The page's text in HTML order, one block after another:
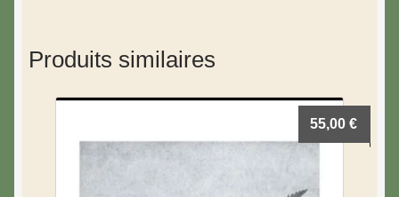
Produits similaires
55,00€